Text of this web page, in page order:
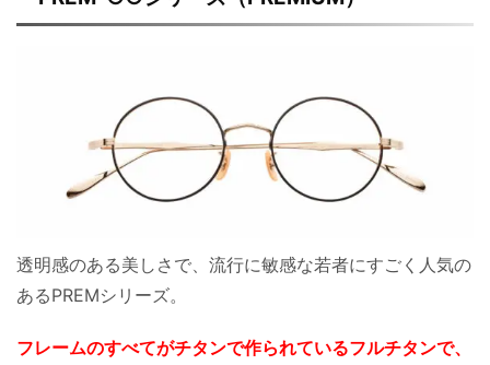
透明感のある美しさで、流行に敏感な若者にすごく人気の
あるPREMシリーズ。
フレームのすべてがチタンで作られているフルチタンで、